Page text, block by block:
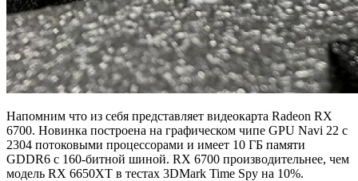
Напомним что из себя представляет видеокарта Radeon RX
6700. Новинка построена на графическом чипе GPU Navi 22 с
2304 потоковыми процессорами и имеет 10 ГБ памяти
GDDR6 с 160-битной шиной. RX 6700 производительнее, чем
модель RX 6650XT в тестах 3DMark Time Spy на 10%.